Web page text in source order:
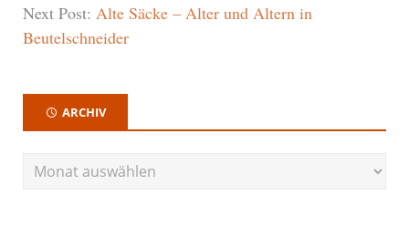
Next Post: Alte Säcke – Alter und Altern in
Beutelschneider
ARCHIV